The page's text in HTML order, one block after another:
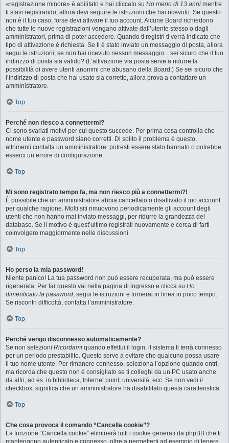
«registrazione minore» è abilitato e hai cliccato su Ho meno di 13 anni mentre
ti stavi registrando, allora devi seguire le istruzioni che hai ricevuto. Se questo
non è il tuo caso, forse devi attivare il tuo account. Alcune Board richiedono
che tutte le nuove registrazioni vengano attivate dall’utente stesso o dagli
amministratori, prima di poter accedere. Quando ti registri ti verrà indicato che
tipo di attivazione è richiesta. Se ti è stato inviato un messaggio di posta, allora
segui le istruzioni; se non hai ricevuto nessun messaggio... sei sicuro che il tuo
indirizzo di posta sia valido? (L’attivazione via posta serve a ridurre la
possibilità di avere utenti anonimi che abusano della Board.) Se sei sicuro che
l’indirizzo di posta che hai usato sia corretto, allora prova a contattare un
amministratore.
Top
Perché non riesco a connettermi?
Ci sono svariati motivi per cui questo succede. Per prima cosa controlla che
nome utente e password siano corretti. Di solito il problema è questo,
altrimenti contatta un amministratore: potresti essere stato bannato o potrebbe
esserci un errore di configurazione.
Top
Mi sono registrato tempo fa, ma non riesco più a connettermi?!
È possibile che un amministratore abbia cancellato o disattivato il tuo account
per qualche ragione. Molti siti rimuovono periodicamente gli account degli
utenti che non hanno mai inviato messaggi, per ridurre la grandezza del
database. Se il motivo è quest’ultimo registrati nuovamente e cerca di farti
coinvolgere maggiormente nelle discussioni.
Top
Ho perso la mia password!
Niente panico! La tua password non può essere recuperata, ma può essere
rigenerata. Per far questo vai nella pagina di ingresso e clicca su Ho
dimenticato la password, segui le istruzioni e tornerai in linea in poco tempo.
Se riscontri difficoltà, contatta l’amministratore.
Top
Perché vengo disconnesso automaticamente?
Se non selezioni Ricordami quando effettui il login, il sistema ti terrà connesso
per un periodo prestabilito. Questo serve a evitare che qualcuno possa usare
il tuo nome utente. Per rimanere connesso, seleziona l’opzione quando entri,
ma ricorda che questo non è consigliato se ti colleghi da un PC usato anche
da altri, ad es. in biblioteca, Internet point, università, ecc. Se non vedi il
checkbox, significa che un amministratore ha disabilitato questa caratteristica.
Top
Che cosa provoca il comando “Cancella cookie”?
La funzione “Cancella cookie” eliminerà tutti i cookie generati da phpBB che ti
mantengono autenticato e connesso, oltre a permetterti ad esempio di tenere